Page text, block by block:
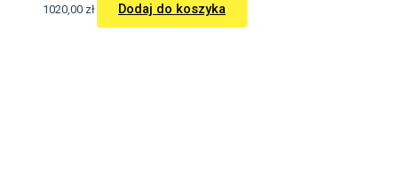
1020,00 zł Dodaj do koszyka